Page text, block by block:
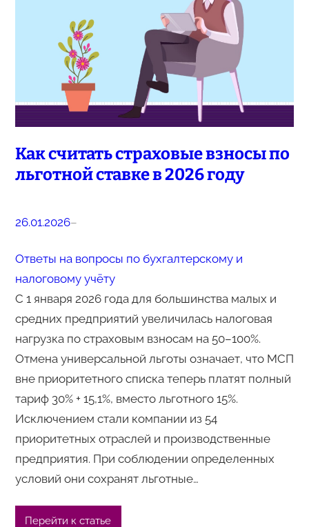
Как считать страховые взносы по
льготной ставке в 2026 году
26.01.2026–
Ответы на вопросы по бухгалтерскому и
налоговому учёту
С 1 января 2026 года для большинства малых и
средних предприятий увеличилась налоговая
нагрузка по страховым взносам на 50–100%.
Отмена универсальной льготы означает, что МСП
вне приоритетного списка теперь платят полный
тариф 30% + 15,1%, вместо льготного 15%.
Исключением стали компании из 54
приоритетных отраслей и производственные
предприятия. При соблюдении определенных
условий они сохранят льготные…
Перейти к статье